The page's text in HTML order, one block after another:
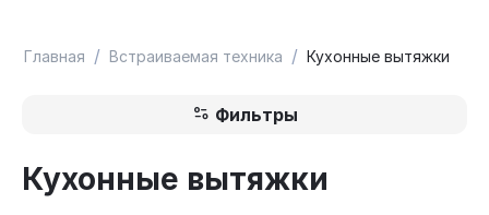
Главная / Встраиваемая техника / Кухонные вытяжки
Фильтры
Кухонные вытяжки